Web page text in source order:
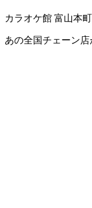
カラオケ館 富山本
あの全国チェーン店